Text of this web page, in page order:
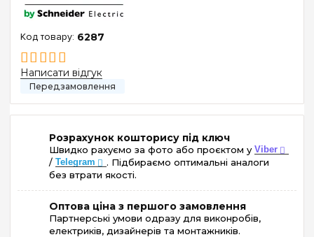
6287
Написати відгук
Розрахунок кошторису під ключ
Швидко рахуємо за фото або проєктом у Viber
/ Telegram
. Підбираємо оптимальні аналоги
без втрати якості.
Оптова ціна з першого замовлення
Партнерські умови одразу для виконробів,
електриків, дизайнерів та монтажників.